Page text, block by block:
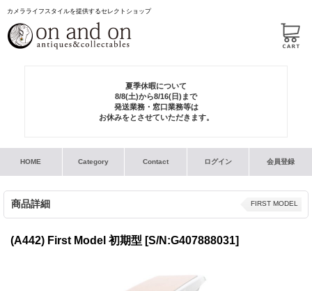
カメラライフスタイルを提供するセレクトショップ
夏季休暇について
8/8(土)から8/16(日)まで
発送業務・窓口業務等は
お休みをとさせていただきます。
HOME Category Contact ログイン 会員登録
商品詳細 FIRST MODEL
(A442) First Model 初期型 [S/N:G407888031]